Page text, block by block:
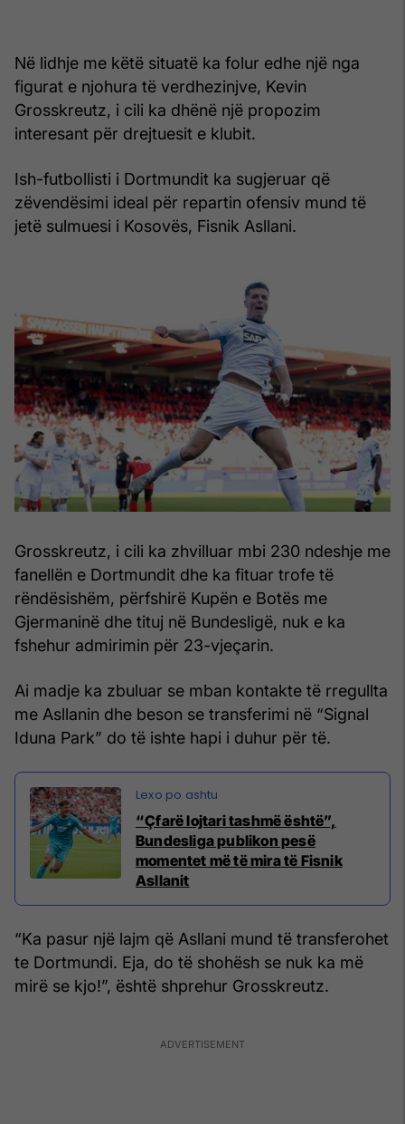
Në lidhje me këtë situatë ka folur edhe një nga
figurat e njohura të verdhezinjve, Kevin
Grosskreutz, i cili ka dhënë një propozim
interesant për drejtuesit e klubit.
Ish-futbollisti i Dortmundit ka sugjeruar që
zëvendësimi ideal për repartin ofensiv mund të
jetë sulmuesi i Kosovës, Fisnik Asllani.
Grosskreutz, i cili ka zhvilluar mbi 230 ndeshje me
fanellën e Dortmundit dhe ka fituar trofe të
rëndësishëm, përfshirë Kupën e Botës me
Gjermaninë dhe tituj në Bundesligë, nuk e ka
fshehur admirimin për 23-vjeçarin.
Ai madje ka zbuluar se mban kontakte të rregullta
me Asllanin dhe beson se transferimi në “Signal
Iduna Park” do të ishte hapi i duhur për të.
“Çfarë lojtari tashmë është”,
Bundesliga publikon pesë
momentet më të mira të Fisnik
Asllanit
“Ka pasur një lajm që Asllani mund të transferohet
te Dortmundi. Eja, do të shohësh se nuk ka më
mirë se kjo!”, është shprehur Grosskreutz.